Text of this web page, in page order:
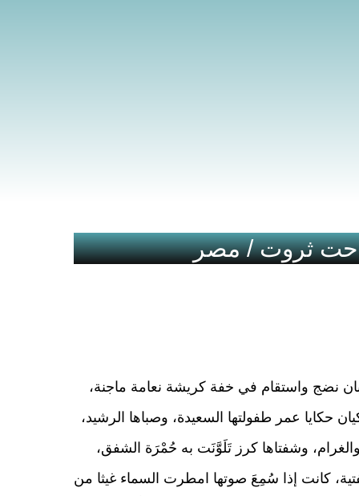
ثروت / مصر
نضج واستقام في خفة كريشة نعامة ماجنة،
حكايا عمر طفولتها السعيدة، وصباها الرشيد،
وشفتاها كرز تَلَوَّنَت به حُمْرَة الشفق،
كانت إذا سُمِعَ صوتها امطرت السماء غيثا من